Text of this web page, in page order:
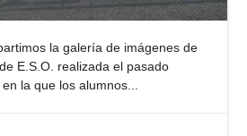
la galería de imágenes de
E.S.O. realizada el pasado
la que los alumnos...